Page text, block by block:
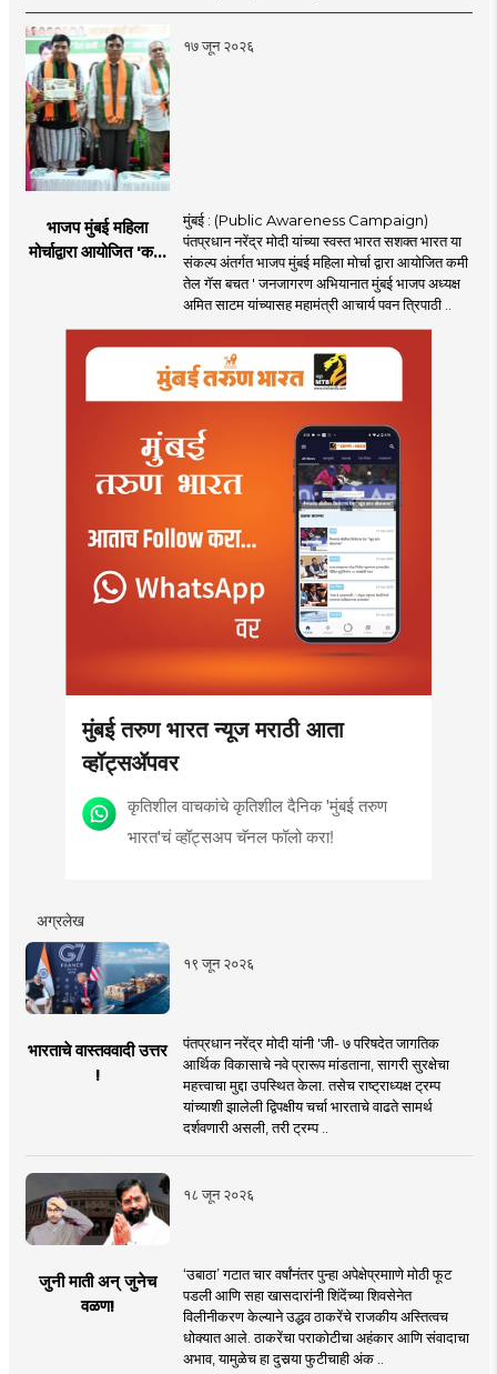
१७ जून २०२६
भाजप मुंबई महिला
मोर्चाद्वारा आयोजित 'कमी
मुंबई : (Public Awareness Campaign)
पंतप्रधान नरेंद्र मोदी यांच्या स्वस्त भारत सशक्त भारत या
संकल्प अंतर्गत भाजप मुंबई महिला मोर्चा द्वारा आयोजित कमी
तेल गॅस बचत ' जनजागरण अभियानात मुंबई भाजप अध्यक्ष
अमित साटम यांच्यासह महामंत्री आचार्य पवन त्रिपाठी ..
मुंबई तरुण भारत न्यूज मराठी आता
व्हॉट्सॲपवर
कृतिशील वाचकांचे कृतिशील दैनिक 'मुंबई तरुण
भारत'चं व्हॉट्सअप चॅनल फॉलो करा!
अग्रलेख
१९ जून २०२६
भारताचे वास्तववादी उत्तर
!
पंतप्रधान नरेंद्र मोदी यांनी 'जी- ७ परिषदेत जागतिक
आर्थिक विकासाचे नवे प्रारूप मांडताना, सागरी सुरक्षेचा
महत्त्वाचा मुद्दा उपस्थित केला. तसेच राष्ट्राध्यक्ष ट्रम्प
यांच्याशी झालेली द्विपक्षीय चर्चा भारताचे वाढते सामर्थ
दर्शवणारी असली, तरी ट्रम्प ..
१८ जून २०२६
जुनी माती अन् जुनेच
वळण!
‘उबाठा’ गटात चार वर्षांनंतर पुन्हा अपेक्षेप्रमााणे मोठी फूट
पडली आणि सहा खासदारांनी शिंदेंच्या शिवसेनेत
विलीनीकरण केल्याने उद्धव ठाकरेंचे राजकीय अस्तित्वच
धोक्यात आले. ठाकरेंचा पराकोटीचा अहंकार आणि संवादाचा
अभाव, यामुळेच हा दुसर्‍या फुटीचाही अंक ..